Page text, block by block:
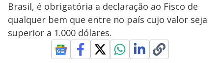
Brasil, é obrigatória a declaração ao Fisco de
qualquer bem que entre no país cujo valor seja
superior a 1.000 dólares.